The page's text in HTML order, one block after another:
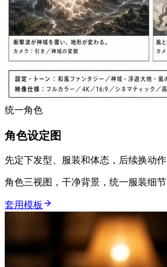
统一角色
角色设定图
先定下发型、服装和体态，后续换动
角色三视图，干净背景，统一服装细节
套用模板